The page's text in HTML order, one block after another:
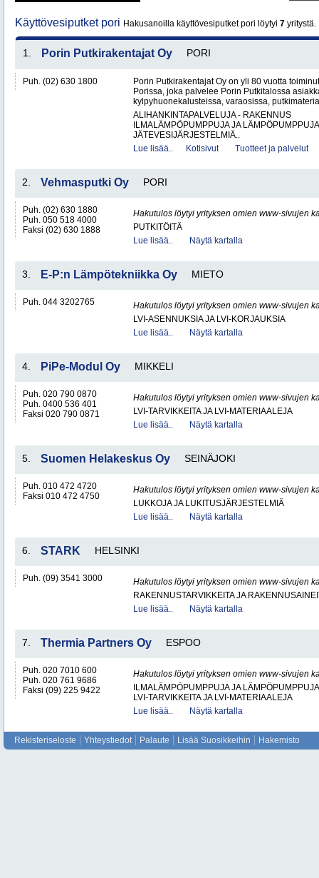
Käyttövesiputket pori Hakusanoilla käyttövesiputket pori löytyi 7 yritystä.
1. Porin Putkirakentajat Oy PORI
Puh. (02) 630 1800
Porin Putkirakentajat Oy on yli 80 vuotta
Porissa, joka palvelee Porin Putkitalossa
kylpyhuonekalusteissa, varaosissa,
ALIHANKINTAPALVELUJA - RAKENNUS
ILMALÄMPÖPUMPPUJA JA LÄMPÖPUMPPUJA
JÄTEVESIJÄRJESTELMIÄ..
Lue lisää..
Kotisivut Tuotteet ja palvelut
2. Vehmasputki Oy PORI
Puh. (02) 630 1880
Puh. 050 518 4000
Faksi (02) 630 1888
Hakutulos löytyi yrityksen omien www-sivujen
PUTKITÖITÄ
Lue lisää..
Näytä kartalla
3. E-P:n Lämpötekniikka Oy MIETO
Puh. 044 3202765
Hakutulos löytyi yrityksen omien www-sivujen
LVI-ASENNUKSIA JA LVI-KORJAUKSIA
Lue lisää..
Näytä kartalla
4. PiPe-Modul Oy MIKKELI
Puh. 020 790 0870
Puh. 0400 536 401
Faksi 020 790 0871
Hakutulos löytyi yrityksen omien www-sivujen
LVI-TARVIKKEITA JA LVI-MATERIAALEJA
Lue lisää..
Näytä kartalla
5. Suomen Helakeskus Oy SEINÄJOKI
Puh. 010 472 4720
Faksi 010 472 4750
Hakutulos löytyi yrityksen omien www-sivujen
LUKKOJA JA LUKITUSJÄRJESTELMIÄ
Lue lisää..
Näytä kartalla
6. STARK HELSINKI
Puh. (09) 3541 3000
Hakutulos löytyi yrityksen omien www-sivujen
RAKENNUSTARVIKKEITA JA
Lue lisää..
Näytä kartalla
7. Thermia Partners Oy ESPOO
Puh. 020 7010 600
Puh. 020 761 9686
Faksi (09) 225 9422
Hakutulos löytyi yrityksen omien www-sivujen
ILMALÄMPÖPUMPPUJA JA LÄMPÖPUMPPUJA
LVI-TARVIKKEITA JA LVI-MATERIAALEJA
Lue lisää..
Näytä kartalla
Rekisteriseloste Yhteystiedot Palaute Lisää Suosikkeihin Hakemisto